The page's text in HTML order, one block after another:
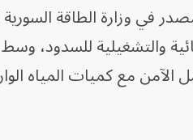
في وزارة الطاقة
والتشغيلية للسدود،
الآمن مع كميات المياه